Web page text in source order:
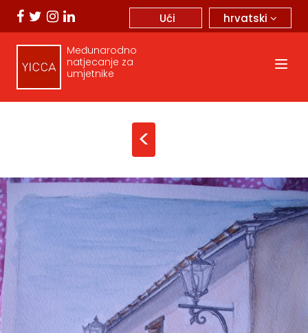
hrvatski
Ući
Međunarodno
natjecanje za
umjetnike
<